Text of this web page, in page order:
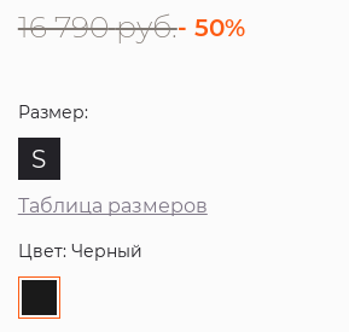
16 790 руб.- 50%
Размер:
S
Таблица размеров
Цвет: Черный